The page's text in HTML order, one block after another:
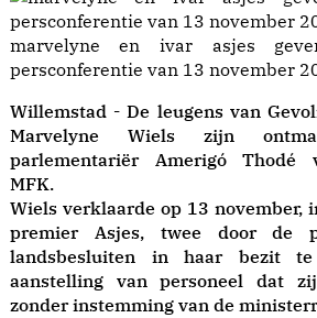
marvelyne en ivar asjes geven 'uitleg' op de
persconferentie van 13 november
Willemstad - De leugens van
Marvelyne Wiels zijn
parlementariër Amerigó Thodé
MFK.
Wiels verklaarde op 13 november,
premier Asjes, twee door de
landsbesluiten in haar bezit
aanstelling van personeel dat
zonder instemming van de